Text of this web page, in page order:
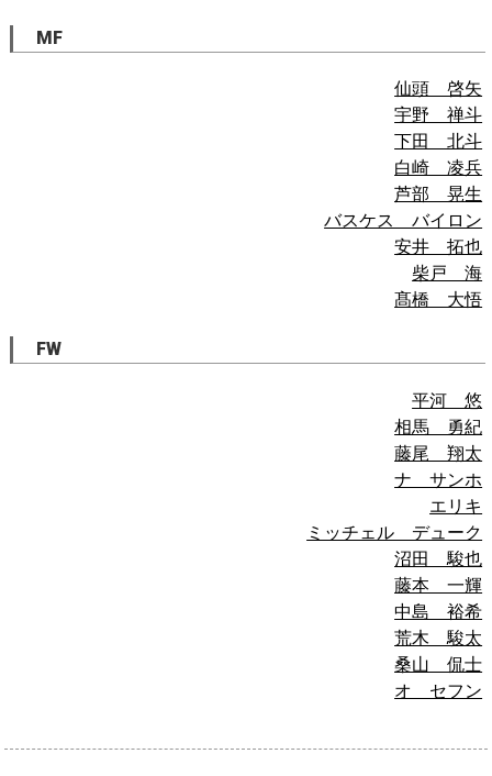
MF
仙頭 啓矢
宇野 禅斗
下田 北斗
白崎 凌兵
芦部 晃生
バスケス バイロン
安井 拓也
柴戸 海
髙橋 大悟
FW
平河 悠
相馬 勇紀
藤尾 翔太
ナ サンホ
エリキ
ミッチェル デューク
沼田 駿也
藤本 一輝
中島 裕希
荒木 駿太
桑山 侃士
オ セフン